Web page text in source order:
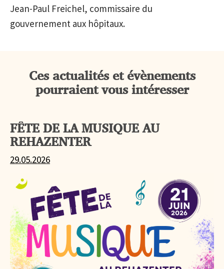
Jean-Paul Freichel, commissaire du
gouvernement aux hôpitaux.
Ces actualités et évènements
pourraient vous intéresser
FÊTE DE LA MUSIQUE AU
REHAZENTER
29.05.2026